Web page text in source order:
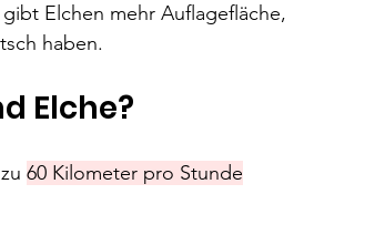
Elchen mehr Auflagefläche,
haben.
Elche?
60 Kilometer pro Stunde